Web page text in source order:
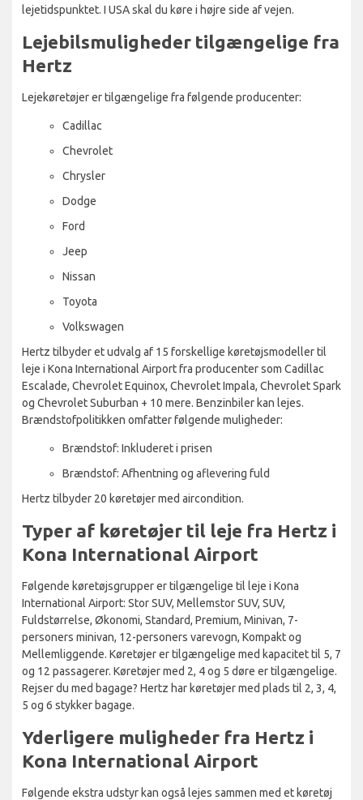
lejetidspunktet. I USA skal du køre i højre side af vejen.
Lejebilsmuligheder tilgængelige fra
Hertz
Lejekøretøjer er tilgængelige fra følgende producenter:
Cadillac
Chevrolet
Chrysler
Dodge
Ford
Jeep
Nissan
Toyota
Volkswagen
Hertz tilbyder et udvalg af 15 forskellige køretøjsmodeller til
leje i Kona International Airport fra producenter som Cadillac
Escalade, Chevrolet Equinox, Chevrolet Impala, Chevrolet Spark
og Chevrolet Suburban + 10 mere. Benzinbiler kan lejes.
Brændstofpolitikken omfatter følgende muligheder:
Brændstof: Inkluderet i prisen
Brændstof: Afhentning og aflevering fuld
Hertz tilbyder 20 køretøjer med aircondition.
Typer af køretøjer til leje fra Hertz i
Kona International Airport
Følgende køretøjsgrupper er tilgængelige til leje i Kona
International Airport: Stor SUV, Mellemstor SUV, SUV,
Fuldstørrelse, Økonomi, Standard, Premium, Minivan, 7-
personers minivan, 12-personers varevogn, Kompakt og
Mellemliggende. Køretøjer er tilgængelige med kapacitet til 5, 7
og 12 passagerer. Køretøjer med 2, 4 og 5 døre er tilgængelige.
Rejser du med bagage? Hertz har køretøjer med plads til 2, 3, 4,
5 og 6 stykker bagage.
Yderligere muligheder fra Hertz i
Kona International Airport
Følgende ekstra udstyr kan også lejes sammen med et køretøj